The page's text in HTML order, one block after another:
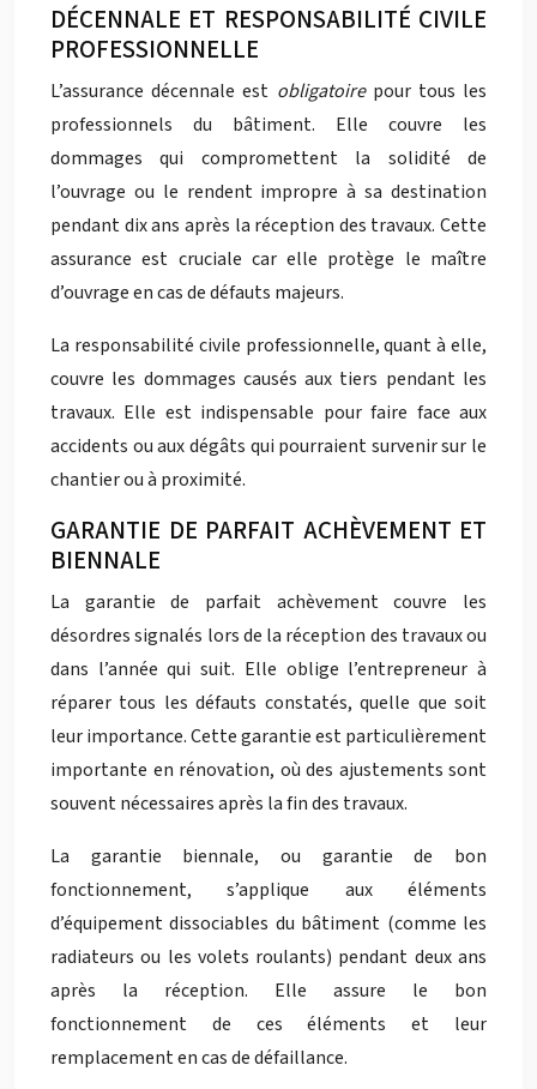
DÉCENNALE ET RESPONSABILITÉ CIVILE
PROFESSIONNELLE
L’assurance décennale est obligatoire pour tous les
professionnels du bâtiment. Elle couvre les
dommages qui compromettent la solidité de
l’ouvrage ou le rendent impropre à sa destination
pendant dix ans après la réception des travaux. Cette
assurance est cruciale car elle protège le maître
d’ouvrage en cas de défauts majeurs.
La responsabilité civile professionnelle, quant à elle,
couvre les dommages causés aux tiers pendant les
travaux. Elle est indispensable pour faire face aux
accidents ou aux dégâts qui pourraient survenir sur le
chantier ou à proximité.
GARANTIE DE PARFAIT ACHÈVEMENT ET
BIENNALE
La garantie de parfait achèvement couvre les
désordres signalés lors de la réception des travaux ou
dans l’année qui suit. Elle oblige l’entrepreneur à
réparer tous les défauts constatés, quelle que soit
leur importance. Cette garantie est particulièrement
importante en rénovation, où des ajustements sont
souvent nécessaires après la fin des travaux.
La garantie biennale, ou garantie de bon
fonctionnement, s’applique aux éléments
d’équipement dissociables du bâtiment (comme les
radiateurs ou les volets roulants) pendant deux ans
après la réception. Elle assure le bon
fonctionnement de ces éléments et leur
remplacement en cas de défaillance.